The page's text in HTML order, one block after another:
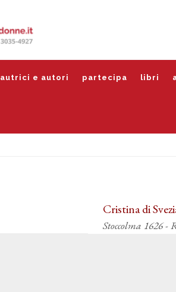
autrici e autori partecipa libri
Cristina di
Stoccolma 1626 -